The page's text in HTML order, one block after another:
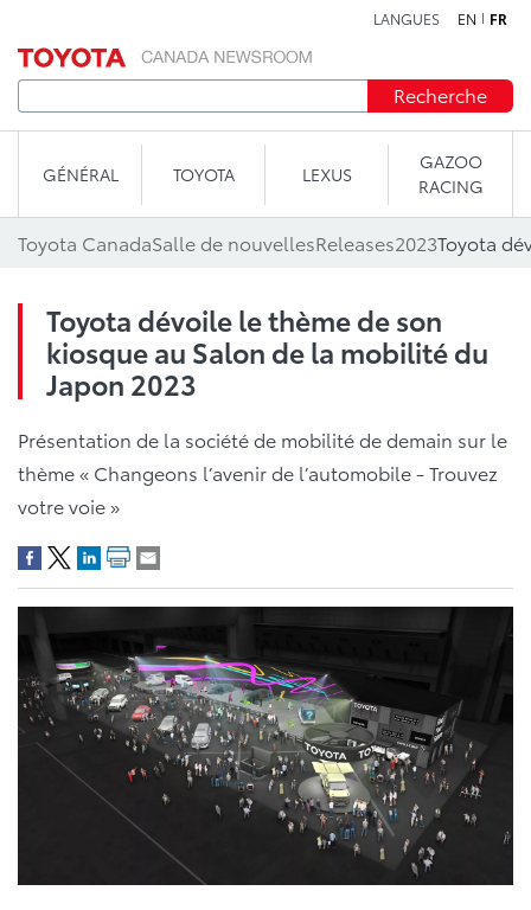
LANGUES EN FR
Recherche
GÉNÉRAL TOYOTA LEXUS
GAZOO
RACING
Toyota CanadaSalle de nouvellesReleases2023
Toyota dévoile le thème de son
kiosque au Salon de la mobilité du
Japon 2023
Présentation de la société de mobilité de demain sur le
thème « Changeons l’avenir de l’automobile - Trouvez
votre voie »